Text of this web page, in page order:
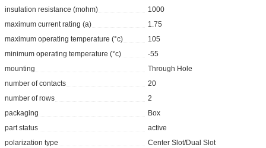
insulation resistance (mohm)
1000
maximum current rating (a)
1.75
maximum operating temperature (°c)
105
minimum operating temperature (°c)
-55
mounting
Through Hole
number of contacts
20
number of rows
2
packaging
Box
part status
active
polarization type
Center Slot/Dual Slot